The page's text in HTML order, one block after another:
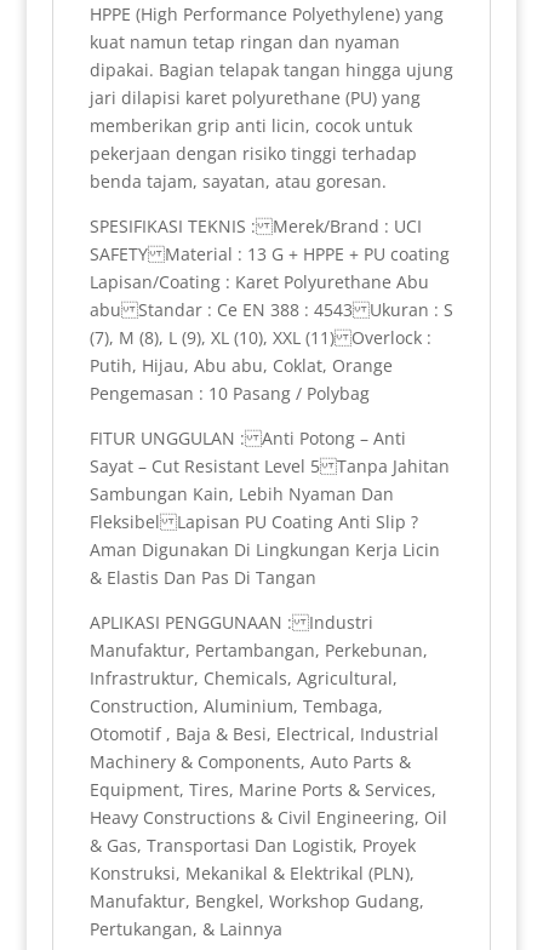
HPPE (High Performance Polyethylene) yang
kuat namun tetap ringan dan nyaman
dipakai. Bagian telapak tangan hingga ujung
jari dilapisi karet polyurethane (PU) yang
memberikan grip anti licin, cocok untuk
pekerjaan dengan risiko tinggi terhadap
benda tajam, sayatan, atau goresan.
SPESIFIKASI TEKNIS : Merek/Brand : UCI
SAFETY Material : 13 G + HPPE + PU coating
Lapisan/Coating : Karet Polyurethane Abu
abu Standar : Ce EN 388 : 4543 Ukuran : S
(7), M (8), L (9), XL (10), XXL (11) Overlock :
Putih, Hijau, Abu abu, Coklat, Orange
Pengemasan : 10 Pasang / Polybag
FITUR UNGGULAN : Anti Potong – Anti
Sayat – Cut Resistant Level 5 Tanpa Jahitan
Sambungan Kain, Lebih Nyaman Dan
Fleksibel Lapisan PU Coating Anti Slip ?
Aman Digunakan Di Lingkungan Kerja Licin
& Elastis Dan Pas Di Tangan
APLIKASI PENGGUNAAN : Industri
Manufaktur, Pertambangan, Perkebunan,
Infrastruktur, Chemicals, Agricultural,
Construction, Aluminium, Tembaga,
Otomotif , Baja & Besi, Electrical, Industrial
Machinery & Components, Auto Parts &
Equipment, Tires, Marine Ports & Services,
Heavy Constructions & Civil Engineering, Oil
& Gas, Transportasi Dan Logistik, Proyek
Konstruksi, Mekanikal & Elektrikal (PLN),
Manufaktur, Bengkel, Workshop Gudang,
Pertukangan, & Lainnya